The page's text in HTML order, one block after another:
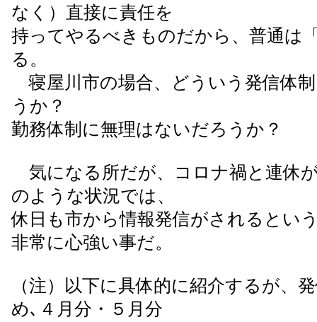
なく）直接に責任を
持ってやるべきものだから、普通は
る。
寝屋川市の場合、どういう発信体
うか？
勤務体制に無理はないだろうか？
気になる所だが、コロナ禍と連休
のような状況では、
休日も市から情報発信がされるとい
非常に心強い事だ。
（注）以下に具体的に紹介するが、
め､４月分・５月分